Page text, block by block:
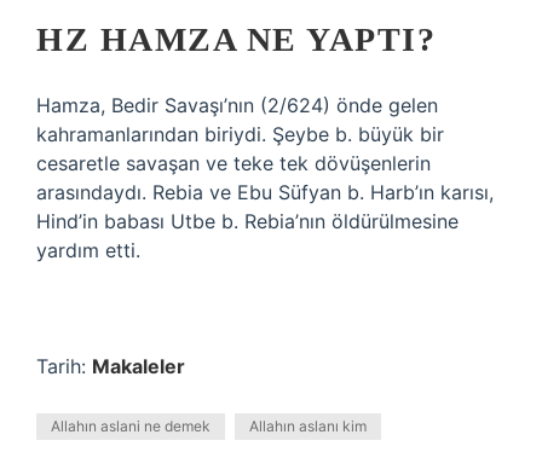
HZ HAMZA NE YAPTI?
Hamza, Bedir Savaşı’nın (2/624) önde gelen
kahramanlarından biriydi. Şeybe b. büyük bir
cesaretle savaşan ve teke tek dövüşenlerin
arasındaydı. Rebia ve Ebu Süfyan b. Harb’ın karısı,
Hind’in babası Utbe b. Rebia’nın öldürülmesine
yardım etti.
Tarih: Makaleler
Allahın aslani ne demek Allahın aslanı kim